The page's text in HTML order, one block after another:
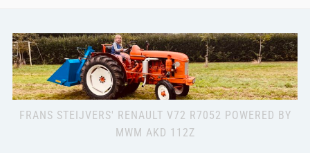
FRANS STEIJVERS' RENAULT V72 R7052 POWERED BY
MWM AKD 112Z